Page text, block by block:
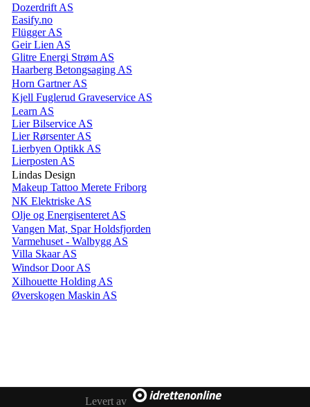
Dozerdrift AS
Easify.no
Flügger AS
Geir Lien AS
Glitre Energi Strøm AS
Haarberg Betongsaging AS
Horn Gartner AS
Kjell Fuglerud Graveservice AS
Learn AS
Lier Bilservice AS
Lier Rørsenter AS
Lierbyen Optikk AS
Lierposten AS
Lindas Design
Makeup Tattoo Merete Friborg
NK Elektriske AS
Olje og Energisenteret AS
Vangen Mat, Spar Holdsfjorden
Varmehuset - Walbygg AS
Villa Skaar AS
Windsor Door AS
Xilhouette Holding AS
Øverskogen Maskin AS
Levert av